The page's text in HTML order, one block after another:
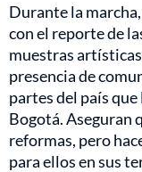
Durante la
con el reporte de
muestras
presencia de
partes del país
Bogotá. Aseguran
reformas, pero
para ellos en sus